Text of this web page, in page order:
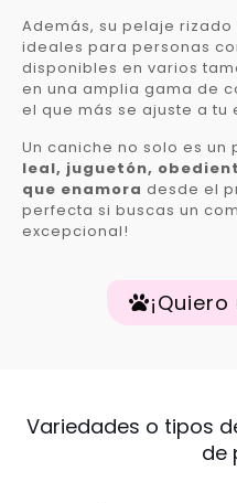
Además, su pelaje
ideales para personas
disponibles en varios
en una amplia gama de
el que más se ajuste a tu
Un caniche no solo es
leal, juguetón,
que enamora desde el
perfecta si buscas un
excepcional!
Variedades o tipos
de